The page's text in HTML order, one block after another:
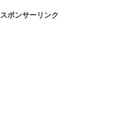
スポンサーリンク